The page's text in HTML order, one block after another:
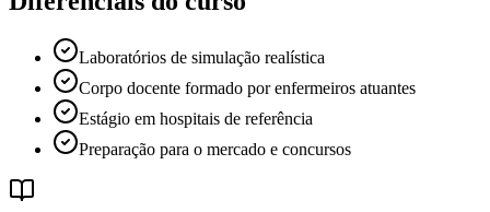
Laboratórios de simulação realística
Corpo docente formado por enfermeiros atuantes
Estágio em hospitais de referência
Preparação para o mercado e concursos